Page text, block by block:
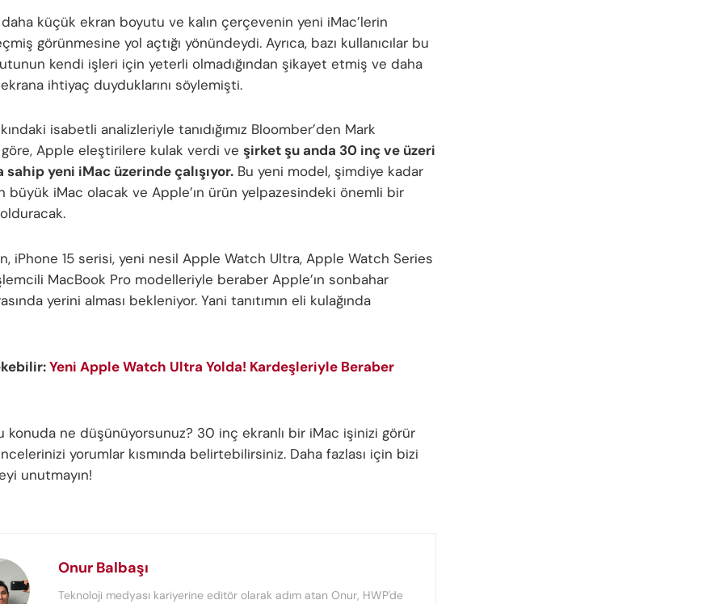
küçük ekran boyutu ve kalın çerçevenin yeni iMac’lerin
görünmesine yol açtığı yönündeydi. Ayrıca, bazı kullanıcılar bu
kendi işleri için yeterli olmadığından şikayet etmiş ve daha
ihtiyaç duyduklarını söylemişti.
isabetli analizleriyle tanıdığımız Bloomber’den Mark
göre, Apple eleştirilere kulak verdi ve şirket şu anda 30 inç ve üzeri
sahip yeni iMac üzerinde çalışıyor. Bu yeni model, şimdiye kadar
büyük iMac olacak ve Apple’ın ürün yelpazesindeki önemli bir
iPhone 15 serisi, yeni nesil Apple Watch Ultra, Apple Watch Series
MacBook Pro modelleriyle beraber Apple’ın sonbahar
yerini alması bekleniyor. Yani tanıtımın eli kulağında
Yeni Apple Watch Ultra Yolda! Kardeşleriyle Beraber
konuda ne düşünüyorsunuz? 30 inç ekranlı bir iMac işinizi görür
yorumlar kısmında belirtebilirsiniz. Daha fazlası için bizi
unutmayın!
Onur Balbaşı
Teknoloji medyası kariyerine editör olarak adım atan Onur, HWP'de